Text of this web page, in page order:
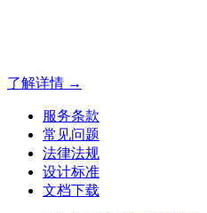
了解详情 →
服务条款
常见问题
法律法规
设计标准
文档下载